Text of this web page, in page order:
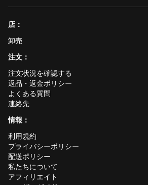
店：
卸売
注文：
注文状況を確認する
返品・返金ポリシー
よくある質問
連絡先
情報：
利用規約
プライバシーポリシー
配送ポリシー
私たちについて
アフィリエイト